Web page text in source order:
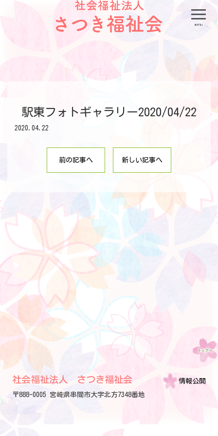
menu
駅東フォトギャラリー2020/04/22
2020.04.22
前の記事へ 新しい記事へ
社会福祉法人 さつき福祉会
〒888-0005 宮崎県串間市大字北方7348番地
情報公開